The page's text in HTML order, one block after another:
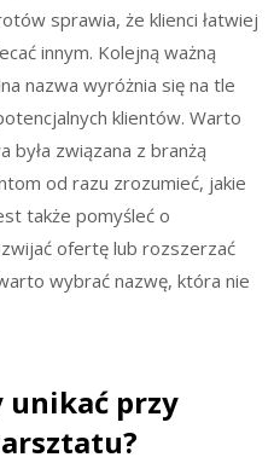
sprawia, że klienci łatwiej
innym. Kolejną ważną
nazwa wyróżnia się na tle
klientów. Warto
była związana z branżą
od razu zrozumieć, jakie
także pomyśleć o
ofertę lub rozszerzać
wybrać nazwę, która nie
unikać przy